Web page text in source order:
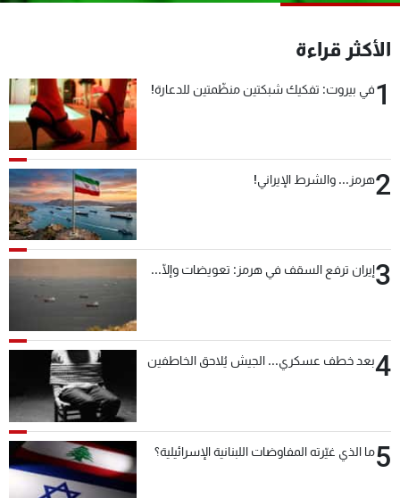
الأكثر قراءة
1في بيروت: تفكيك شبكتين منظّمتين للدعارة!
2هرمز... والشرط الإيراني!
3إيران ترفع السقف في هرمز: تعويضات وإلّا...
4بعد خطف عسكري... الجيش يُلاحق الخاطفين
5ما الذي غيّرته المفاوضات اللبنانية الإسرائيلية؟
عن MTV
الإنـتـاج
شروط الإسـتخدام
سياسة الخصوصية